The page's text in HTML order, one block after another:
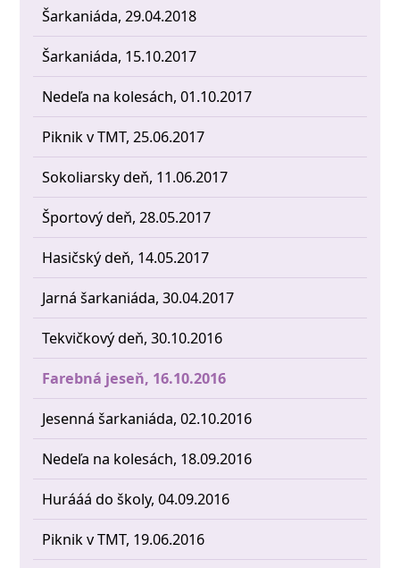
Šarkaniáda, 29.04.2018
Šarkaniáda, 15.10.2017
Nedeľa na kolesách, 01.10.2017
Piknik v TMT, 25.06.2017
Sokoliarsky deň, 11.06.2017
Športový deň, 28.05.2017
Hasičský deň, 14.05.2017
Jarná šarkaniáda, 30.04.2017
Tekvičkový deň, 30.10.2016
Farebná jeseň, 16.10.2016
Jesenná šarkaniáda, 02.10.2016
Nedeľa na kolesách, 18.09.2016
Hurááá do školy, 04.09.2016
Piknik v TMT, 19.06.2016